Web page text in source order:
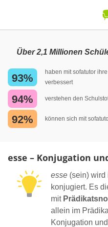
Über 2,1 Millionen
93%
haben mit sofatutor
verbessert
94% verstehen den
92% können sich mit
esse – Konjugation
esse (sein) wird
konjugiert. Es
mit
allein im
Konjugation